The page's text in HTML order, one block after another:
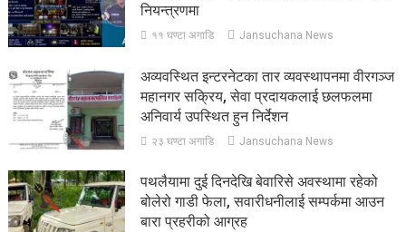
नियन्त्रणमा
११ घण्टा अगाडि Jansuchana News
अव्यवस्थित इन्टरनेटका तार व्यवस्थापनमा वीरगञ्ज
महानगर सक्रिय, सेवा प्रदायकलाई छलफलमा
अनिवार्य उपस्थित हुन निर्देशन
२३ घण्टा अगाडि Jansuchana News
पथलैयामा दुई दिनदेखि बेवारिसे अवस्थामा रहेको
बोलेरो गाडी फेला, सवारीधनीलाई सम्पर्कमा आउन
बारा प्रहरीको आग्रह